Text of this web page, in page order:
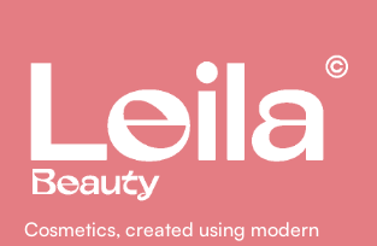
Cosmetics, created using modern